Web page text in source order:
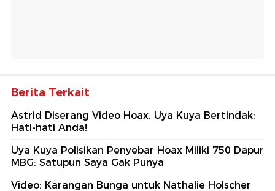
Berita Terkait
Astrid Diserang Video Hoax, Uya Kuya Bertindak:
Hati-hati Anda!
Uya Kuya Polisikan Penyebar Hoax Miliki 750 Dapur
MBG: Satupun Saya Gak Punya
Video: Karangan Bunga untuk Nathalie Holscher